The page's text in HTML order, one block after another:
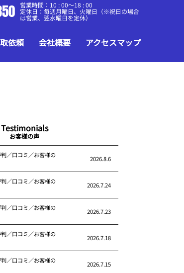
営業時間：10 : 00～18 : 00
定休日：毎週月曜日、火曜日（※祝日の場合
は営業、翌水曜日を定休）
依頼 会社概要 アクセスマップ
Testimonials
お客様の声
／口コミ／お客様の
2026.8.6
／口コミ／お客様の
2026.7.24
／口コミ／お客様の
2026.7.23
／口コミ／お客様の
2026.7.18
／口コミ／お客様の
2026.7.15